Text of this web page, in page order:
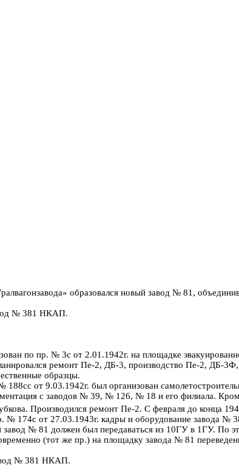
образовался новый завод № 81,
№ 381 НКАП.
по пр. № 3с от 2.01.1942г. на площадке
ремонт Пе-2, ДБ-3, производство Пе-2,
образцы.
от 9.03.1942г. был организован
с заводов № 39, № 126, № 18 и его филиала.
Производился ремонт Пе-2. С февраля до конца
№ 174с от 27.03.1943г. кадры и оборудование завода
завод № 81 должен был передаваться из 10ГУ в 1ГУ. По
(тот же пр.) на площадку завода № 81
№ 381 НКАП.